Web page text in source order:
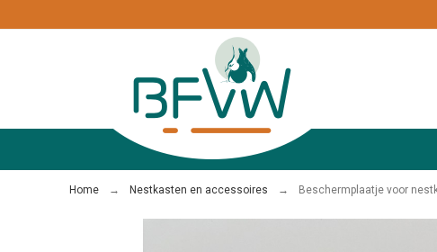
Home Nestkasten en accessoires Beschermplaatje voor